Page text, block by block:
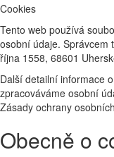
Cookies
Tento web používá
osobní údaje. Správcem
října 1558, 68601
Další detailní informace
zpracováváme osobní
Zásady ochrany
Obecně o